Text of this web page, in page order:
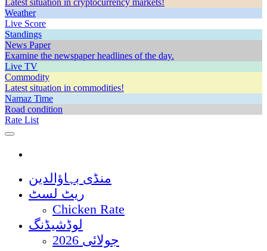
Latest situation in cryptocurrency markets!
Weather
Live Score
Standings
News Paper
Examine the newspaper headlines of the day.
Live TV
Commodity
Latest situation in commodities!
Namaz Time
Road condition
Rate List
منڈی بہاؤالدین
ریٹ لسٹ
Chicken Rate
لوڈشیڈنگ
جولائی 2026